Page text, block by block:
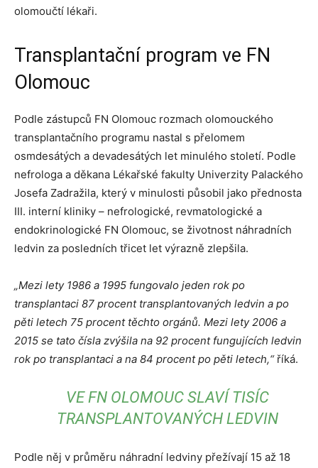
olomoučtí lékaři.
Transplantační program ve FN
Olomouc
Podle zástupců FN Olomouc rozmach olomouckého
transplantačního programu nastal s přelomem
osmdesátých a devadesátých let minulého století. Podle
nefrologa a děkana Lékařské fakulty Univerzity Palackého
Josefa Zadražila, který v minulosti působil jako přednosta
III. interní kliniky – nefrologické, revmatologické a
endokrinologické FN Olomouc, se životnost náhradních
ledvin za posledních třicet let výrazně zlepšila.
„Mezi lety 1986 a 1995 fungovalo jeden rok po
transplantaci 87 procent transplantovaných ledvin a po
pěti letech 75 procent těchto orgánů. Mezi lety 2006 a
2015 se tato čísla zvýšila na 92 procent fungujících ledvin
rok po transplantaci a na 84 procent po pěti letech,“říká.
VE FN OLOMOUC SLAVÍ TISÍC
TRANSPLANTOVANÝCH LEDVIN
Podle něj v průměru náhradní ledviny přežívají 15 až 18